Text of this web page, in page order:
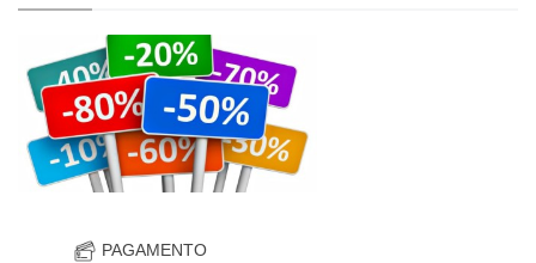
PAGAMENTO